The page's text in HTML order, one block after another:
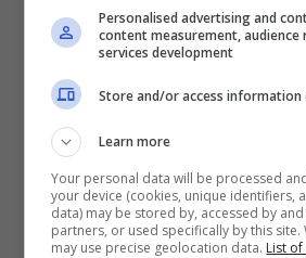
Personalised advertising and
content measurement, audience
services development
Store and/or access information
Learn more
Your personal data will be processed
your device (cookies, unique identifiers,
data) may be stored by, accessed by
partners, or used specifically by this
may use precise geolocation data. List